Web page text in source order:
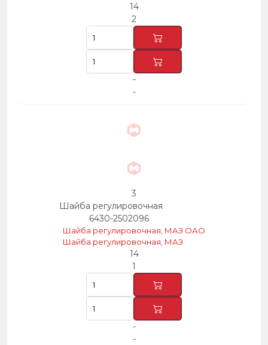
14
2
-
-
3
Шайба регулировочная
6430-2502096
Шайба регулировочная, МАЗ ОАО
Шайба регулировочная, МАЗ
14
1
-
-